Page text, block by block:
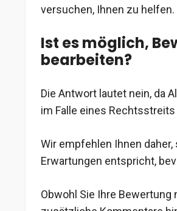
versuchen, Ihnen zu helfen.
Ist es möglich,
bearbeiten?
Die Antwort lautet nein, da
im Falle eines
Wir empfehlen Ihnen
Erwartungen entspricht,
Obwohl Sie Ihre Bewertung